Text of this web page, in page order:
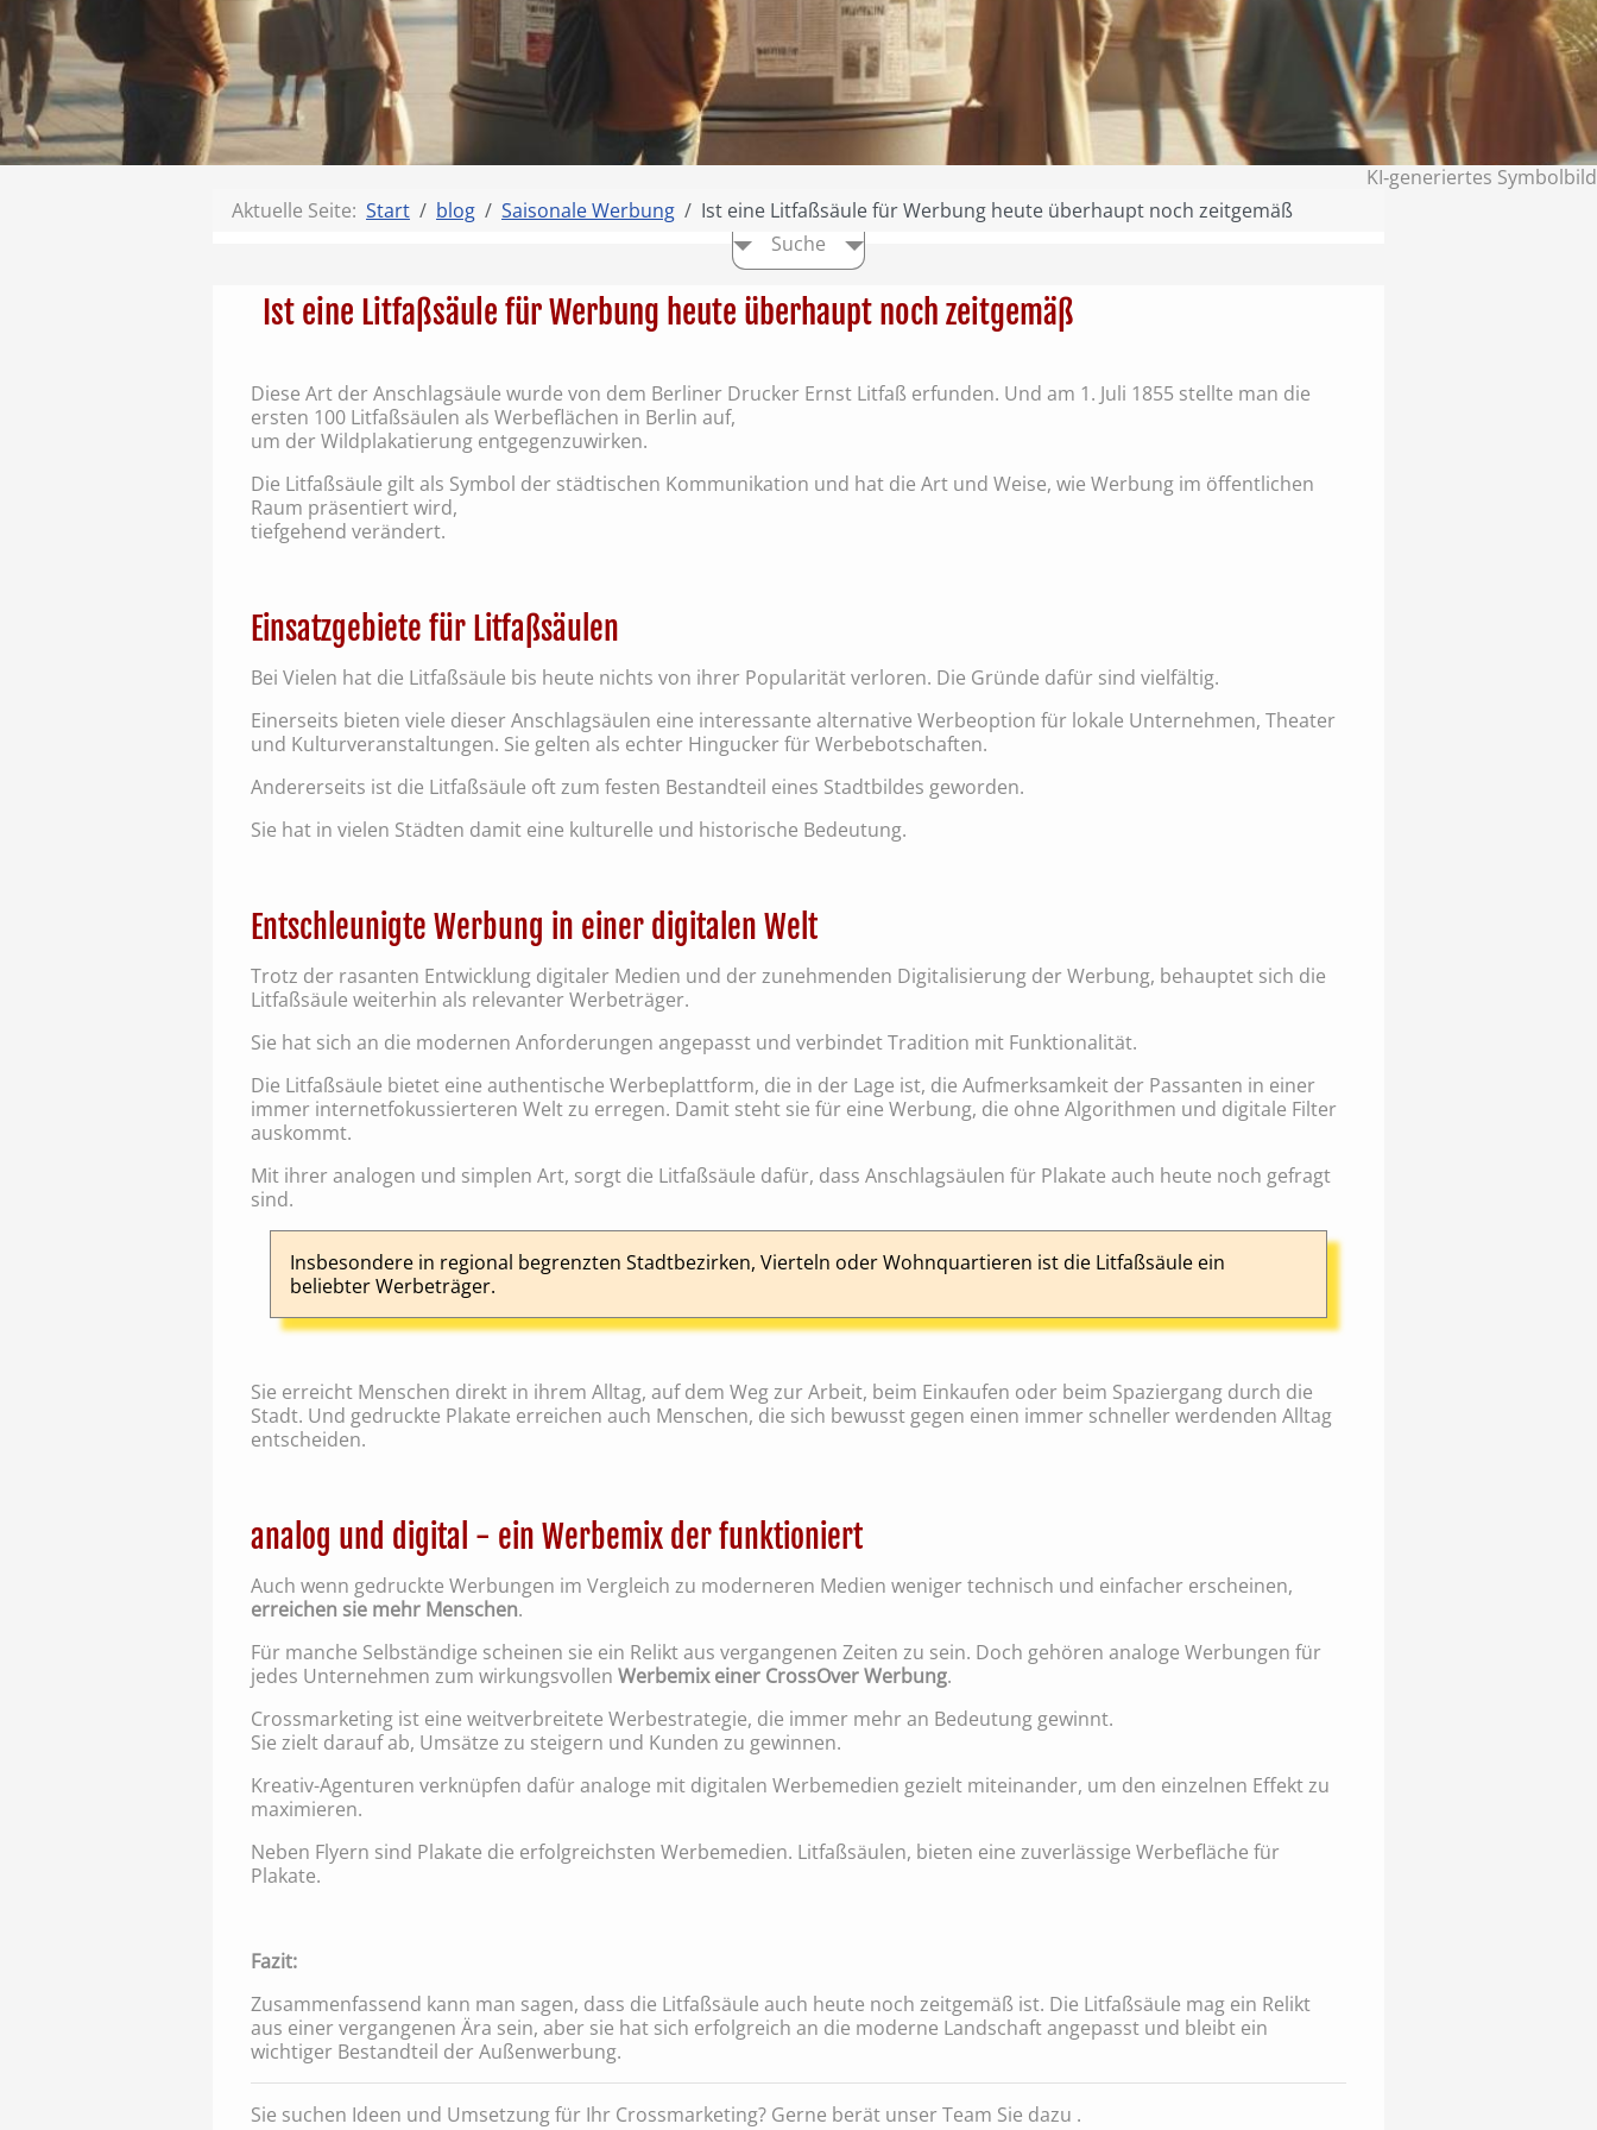
KI‑generiertes Symbolbild
Aktuelle Seite: Start blog Saisonale Werbung
Ist eine Litfaßsäule für Werbung heute überhaupt noch zeitgemäß
Suche
Ist eine Litfaßsäule für Werbung heute überhaupt noch zeitgemäß
Diese Art der Anschlagsäule wurde von dem Berliner Drucker Ernst Litfaß erfunden. Und am 1. Juli 1855 stellte man die
ersten 100 Litfaßsäulen als Werbeflächen in Berlin auf,
um der Wildplakatierung entgegenzuwirken.
Die Litfaßsäule gilt als Symbol der städtischen Kommunikation und hat die Art und Weise, wie Werbung im öffentlichen
Raum präsentiert wird,
tiefgehend verändert.
Einsatzgebiete für Litfaßsäulen
Bei Vielen hat die Litfaßsäule bis heute nichts von ihrer Popularität verloren. Die Gründe dafür sind vielfältig.
Einerseits bieten viele dieser Anschlagsäulen eine interessante alternative Werbeoption für lokale Unternehmen, Theater
und Kulturveranstaltungen. Sie gelten als echter Hingucker für Werbebotschaften.
Andererseits ist die Litfaßsäule oft zum festen Bestandteil eines Stadtbildes geworden.
Sie hat in vielen Städten damit eine kulturelle und historische Bedeutung.
Entschleunigte Werbung in einer digitalen Welt
Trotz der rasanten Entwicklung digitaler Medien und der zunehmenden Digitalisierung der Werbung, behauptet sich die
Litfaßsäule weiterhin als relevanter Werbeträger.
Sie hat sich an die modernen Anforderungen angepasst und verbindet Tradition mit Funktionalität.
Die Litfaßsäule bietet eine authentische Werbeplattform, die in der Lage ist, die Aufmerksamkeit der Passanten in einer
immer internetfokussierteren Welt zu erregen. Damit steht sie für eine Werbung, die ohne Algorithmen und digitale Filter
auskommt.
Mit ihrer analogen und simplen Art, sorgt die Litfaßsäule dafür, dass Anschlagsäulen für Plakate auch heute noch gefragt
sind.
Insbesondere in regional begrenzten Stadtbezirken, Vierteln oder Wohnquartieren ist die Litfaßsäule ein
beliebter Werbeträger.
Sie erreicht Menschen direkt in ihrem Alltag, auf dem Weg zur Arbeit, beim Einkaufen oder beim Spaziergang durch die
Stadt. Und gedruckte Plakate erreichen auch Menschen, die sich bewusst gegen einen immer schneller werdenden Alltag
entscheiden.
analog und digital - ein Werbemix der funktioniert
Auch wenn gedruckte Werbungen im Vergleich zu moderneren Medien weniger technisch und einfacher erscheinen,
erreichen sie mehr Menschen.
Für manche Selbständige scheinen sie ein Relikt aus vergangenen Zeiten zu sein. Doch gehören analoge Werbungen für
jedes Unternehmen zum wirkungsvollen Werbemix einer CrossOver Werbung.
Crossmarketing ist eine weitverbreitete Werbestrategie, die immer mehr an Bedeutung gewinnt.
Sie zielt darauf ab, Umsätze zu steigern und Kunden zu gewinnen.
Kreativ-Agenturen verknüpfen dafür analoge mit digitalen Werbemedien gezielt miteinander, um den einzelnen Effekt zu
maximieren.
Neben Flyern sind Plakate die erfolgreichsten Werbemedien. Litfaßsäulen, bieten eine zuverlässige Werbefläche für
Plakate.
Fazit:
Zusammenfassend kann man sagen, dass die Litfaßsäule auch heute noch zeitgemäß ist. Die Litfaßsäule mag ein Relikt
aus einer vergangenen Ära sein, aber sie hat sich erfolgreich an die moderne Landschaft angepasst und bleibt ein
wichtiger Bestandteil der Außenwerbung.
Sie suchen Ideen und Umsetzung für Ihr Crossmarketing? Gerne berät unser Team Sie dazu .